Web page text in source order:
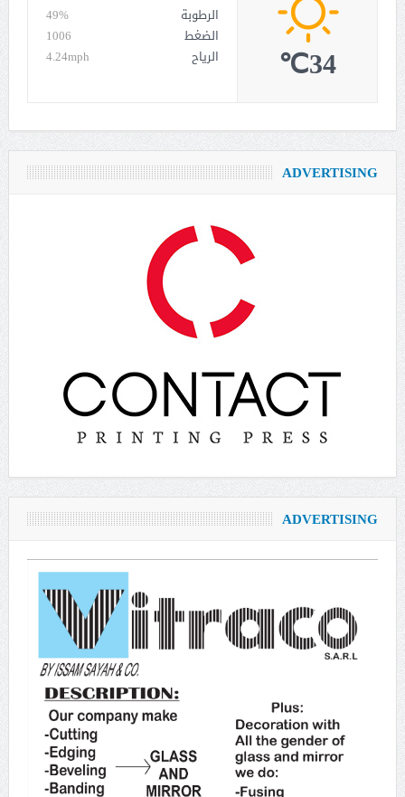
الرطوبة
49%
الضغط
1006
الرياح
4.24mph 34℃
ADVERTISING
ADVERTISING